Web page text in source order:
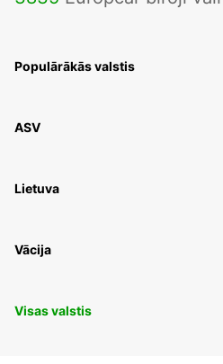
Populārākās valstis
ASV
Lietuva
Vācija
Visas valstis